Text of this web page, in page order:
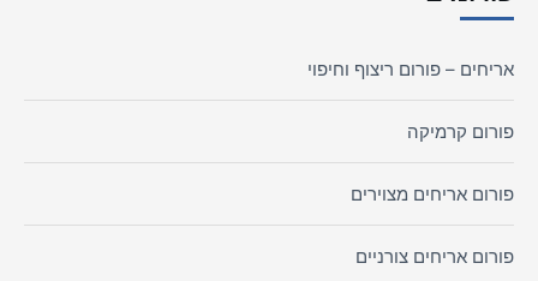
אריחים – פורום ריצוף וחיפוי
פורום קרמיקה
פורום אריחים מצוירים
פורום אריחים צורניים